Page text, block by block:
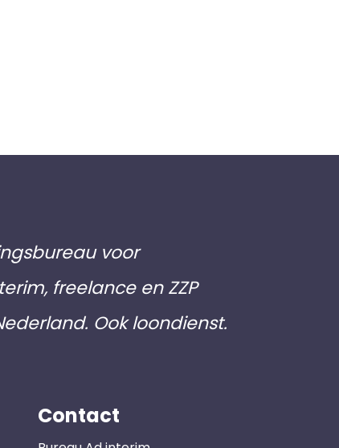
voor
freelance en ZZP
Ook loondienst.
Contact